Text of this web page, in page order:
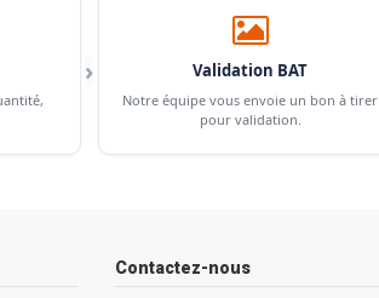
› Validation BAT
Notre équipe vous envoie un bon à tirer
pour validation.
Contactez-nous